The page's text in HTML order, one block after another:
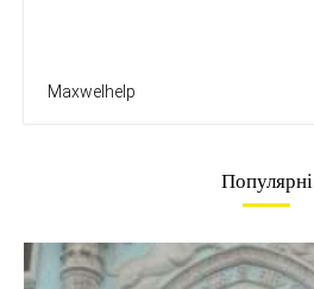
Maxwelhelp
Популярні